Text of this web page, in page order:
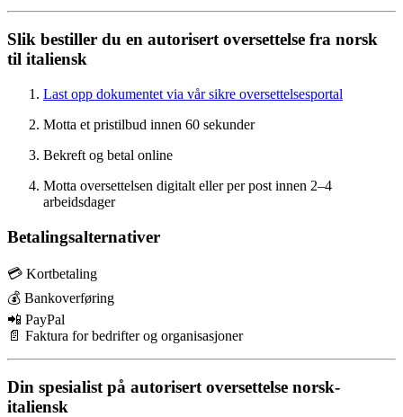
Slik bestiller du en autorisert oversettelse fra norsk
til italiensk
Last opp dokumentet via vår sikre oversettelsesportal
Motta et pristilbud innen 60 sekunder
Bekreft og betal online
Motta oversettelsen digitalt eller per post innen 2–4
arbeidsdager
Betalingsalternativer
💳 Kortbetaling
💰 Bankoverføring
📲 PayPal
📄 Faktura for bedrifter og organisasjoner
Din spesialist på autorisert oversettelse norsk-
italiensk